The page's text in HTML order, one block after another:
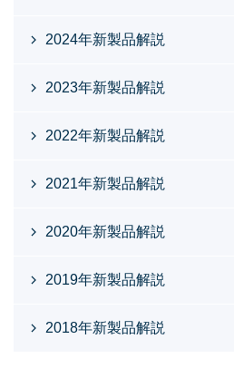
2024年新製品解説
2023年新製品解説
2022年新製品解説
2021年新製品解説
2020年新製品解説
2019年新製品解説
2018年新製品解説